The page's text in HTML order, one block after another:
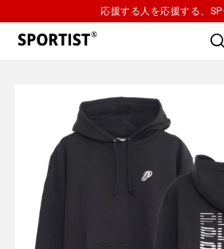
to
content
応援する人を応援する、